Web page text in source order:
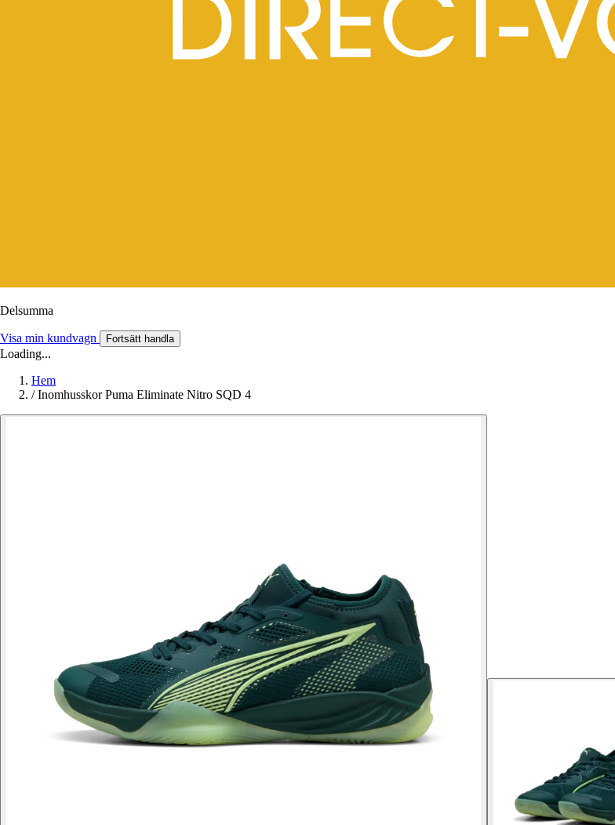
Delsumma
Visa min kundvagn Fortsätt handla
Loading...
Hem
/ Inomhusskor Puma Eliminate Nitro SQD 4